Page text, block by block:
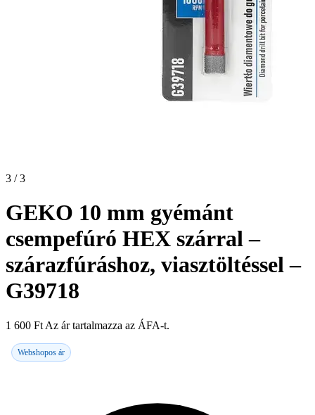
3 / 3
GEKO 10 mm gyémánt
csempefúró HEX szárral –
szárazfúráshoz, viasztöltéssel –
G39718
1 600 Ft Az ár tartalmazza az ÁFA-t.
Webshopos ár